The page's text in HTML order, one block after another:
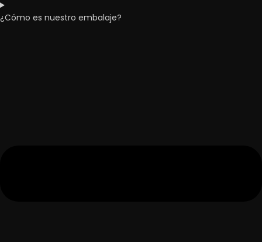
¿Cómo es nuestro embalaje?